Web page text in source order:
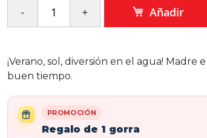
Añadir
¡Verano, sol, diversión en el agua! Madre
buen tiempo.
PROMOCIÓN
Regalo de 1 gorra